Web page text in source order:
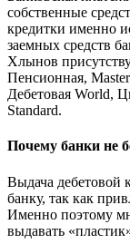
собственные
кредитки именно
заемных средств
Хлынов
Пенсионная,
Дебетовая World,
Standard.
Почему банки не
Выдача дебетовой
банку, так как
Именно поэтому
выдавать